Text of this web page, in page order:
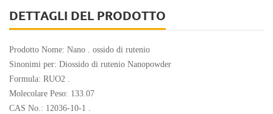
DETTAGLI DEL PRODOTTO
Prodotto Nome: Nano . ossido di rutenio
Sinonimi per: Diossido di rutenio Nanopowder
Formula: RUO2 .
Molecolare Peso: 133.07
CAS No.: 12036-10-1 .